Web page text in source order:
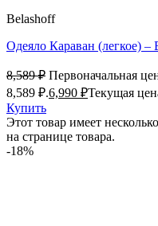
Belashoff
Одеяло Караван (легкое)
8,589₽ Первоначальная
8,589 ₽.6,990 ₽Текущая
Купить
Этот товар имеет
на странице товара.
-18%